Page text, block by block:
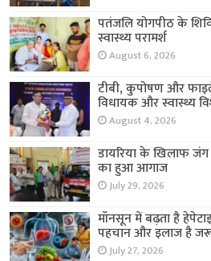
पतंजलि योगपीठ के
स्वास्थ्य परामर्श
August 6, 2026
टीबी, कुपोषण और
विधायक और स्वास्थ्य
August 4, 2026
डायरिया के खिलाफ जंग
का हुआ आगाज
July 29, 2026
मॉनसून में बढ़ता है
पहचान और इलाज है
July 27, 2026